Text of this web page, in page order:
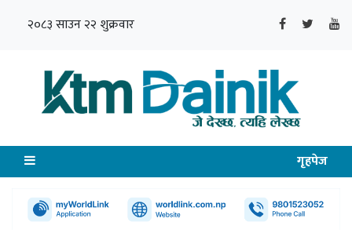
२०८३ साउन २२ शुक्रवार
गृहपेज